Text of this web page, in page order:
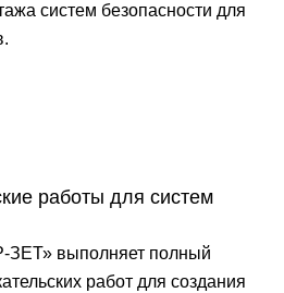
систем безопасности для
работы для систем
выполняет полный
работ для создания